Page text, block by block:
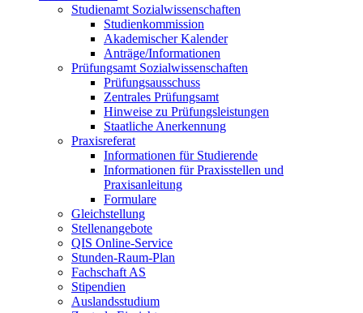
Studienamt Sozialwissenschaften
Studienkommission
Akademischer Kalender
Anträge/Informationen
Prüfungsamt Sozialwissenschaften
Prüfungsausschuss
Zentrales Prüfungsamt
Hinweise zu Prüfungsleistungen
Staatliche Anerkennung
Praxisreferat
Informationen für Studierende
Informationen für Praxisstellen und
Praxisanleitung
Formulare
Gleichstellung
Stellenangebote
QIS Online-Service
Stunden-Raum-Plan
Fachschaft AS
Stipendien
Auslandsstudium